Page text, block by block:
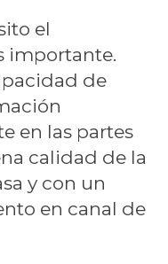
el
importante.
de
en las partes
calidad de la
y con un
en canal de